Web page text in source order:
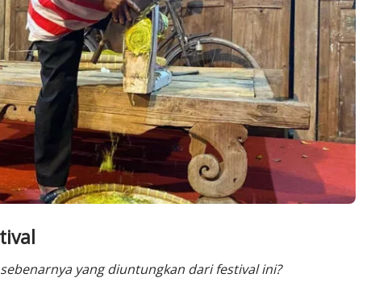
yang diuntungkan dari festival ini?